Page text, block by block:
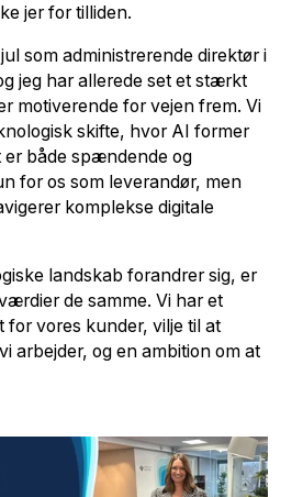
jer for tilliden.
som administrerende direktør i
jeg har allerede set et stærkt
motiverende for vejen frem. Vi
skifte, hvor AI former
er både spændende og
for os som leverandør, men
komplekse digitale
landskab forandrer sig, er
de samme. Vi har et
vores kunder, vilje til at
arbejder, og en ambition om at